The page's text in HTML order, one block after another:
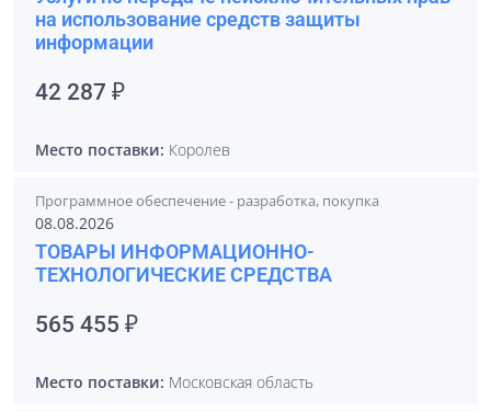
на использование средств защиты
информации
42 287 ₽
Место поставки: Королев
Программное обеспечение - разработка, покупка
08.08.2026
ТОВАРЫ ИНФОРМАЦИОННО-
ТЕХНОЛОГИЧЕСКИЕ СРЕДСТВА
565 455 ₽
Место поставки: Московская область